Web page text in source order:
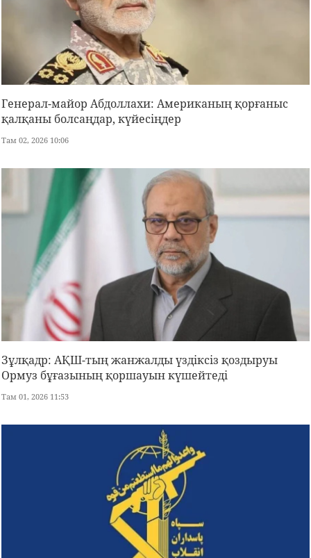
Генерал-майор Абдоллахи: Американың қорғаныс
қалқаны болсаңдар, күйесіңдер
Там 02, 2026 10:06
Зұлқадр: АҚШ-тың жанжалды үздіксіз қоздыруы
Ормуз бұғазының қоршауын күшейтеді
Там 01, 2026 11:53